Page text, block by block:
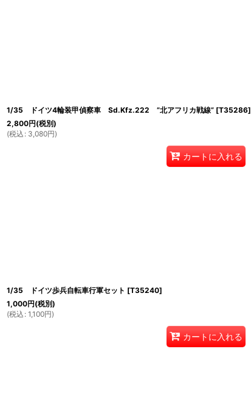
1/35 ドイツ4輪装甲偵察車 Sd.Kfz.222 ”北アフリカ戦線” [T35286]
2,800円(税別)
(税込 : 3,080円)
カートに入れる
1/35 ドイツ歩兵自転車行軍セット [T35240]
1,000円(税別)
(税込 : 1,100円)
カートに入れる